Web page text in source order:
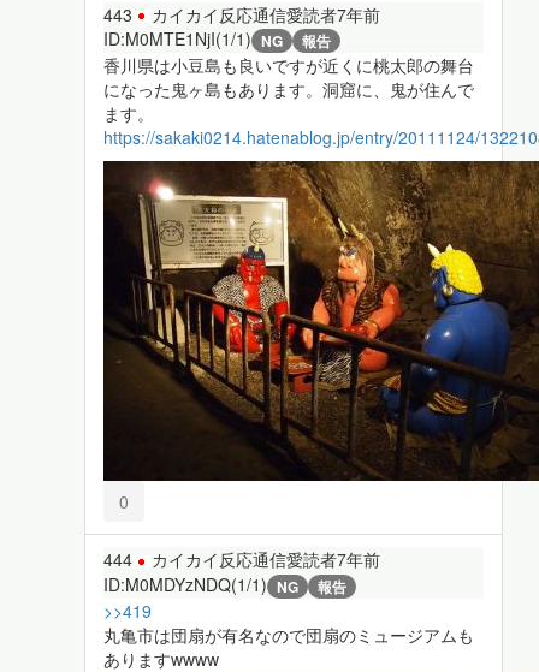
443 カイカイ反応通信愛読者7年前
ID:M0MTE1NjI(1/1) NG 報告
香川県は小豆島も良いですが近くに桃太郎の舞台
になった鬼ヶ島もあります。洞窟に、鬼が住んで
ます。
https://sakaki0214.hatenablog.jp/entry/20111124/
0
444 カイカイ反応通信愛読者7年前
ID:M0MDYzNDQ(1/1) NG 報告
>>419
丸亀市は団扇が有名なので団扇のミュージアムも
ありますwwww